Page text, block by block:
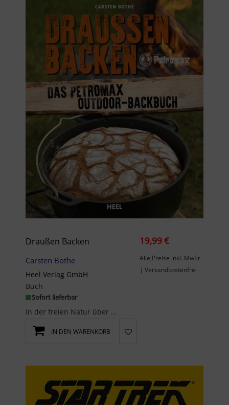
Draußen Backen
Carsten Bothe
Heel Verlag GmbH
Buch
Sofort lieferbar
In der freien Natur über offenem Feuer oder der lodernden Glut zu Backen, übt eine ganz eigene Fa...
19,99 €
Alle Preise inkl. MwSt
| Versandkostenfrei
IN DEN WARENKORB